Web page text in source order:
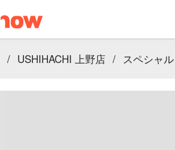
/ USHIHACHI 上野店 / スペシャ